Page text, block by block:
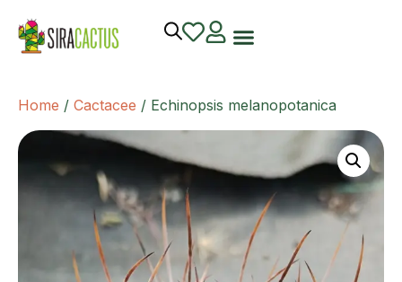
Home / Cactacee / Echinopsis melanopotanica